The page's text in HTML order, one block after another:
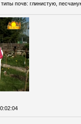
типы почв: глинистую,